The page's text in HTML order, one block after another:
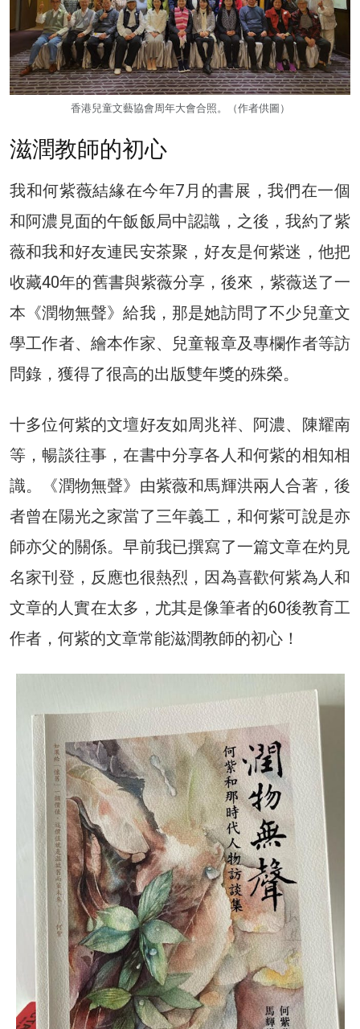
香港兒童文藝協會周年大會合照。（作者供圖）
滋潤教師的初心
我和何紫薇結緣在今年7月的書展，我們在一個
和阿濃見面的午飯飯局中認識，之後，我約了紫
薇和我和好友連民安茶聚，好友是何紫迷，他把
收藏40年的舊書與紫薇分享，後來，紫薇送了一
本《潤物無聲》給我，那是她訪問了不少兒童文
學工作者、繪本作家、兒童報章及專欄作者等訪
問錄，獲得了很高的出版雙年獎的殊榮。
十多位何紫的文壇好友如周兆祥、阿濃、陳耀南
等，暢談往事，在書中分享各人和何紫的相知相
識。《潤物無聲》由紫薇和馬輝洪兩人合著，後
者曾在陽光之家當了三年義工，和何紫可說是亦
師亦父的關係。早前我已撰寫了一篇文章在灼見
名家刊登，反應也很熱烈，因為喜歡何紫為人和
文章的人實在太多，尤其是像筆者的60後教育工
作者，何紫的文章常能滋潤教師的初心！